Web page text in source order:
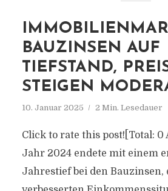
BAUZINSEN AUF
TIEFSTAND,
STEIGEN
10. Januar 2025 2 Min. Lesedauer
Click to rate this post![Total: 0
Jahr 2024 endete mit einem
Jahrestief bei den Bauzinsen,